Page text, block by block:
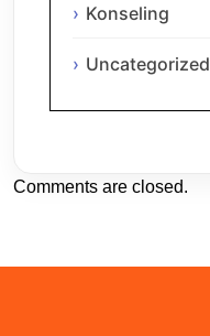
Konseling
Uncategorized
Comments are closed.